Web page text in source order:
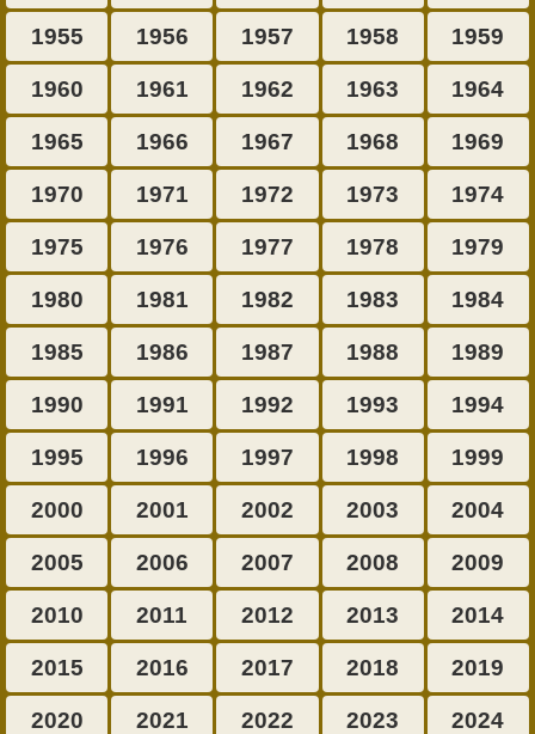
1955 1956 1957 1958 1959
1960 1961 1962 1963 1964
1965 1966 1967 1968 1969
1970 1971 1972 1973 1974
1975 1976 1977 1978 1979
1980 1981 1982 1983 1984
1985 1986 1987 1988 1989
1990 1991 1992 1993 1994
1995 1996 1997 1998 1999
2000 2001 2002 2003 2004
2005 2006 2007 2008 2009
2010 2011 2012 2013 2014
2015 2016 2017 2018 2019
2020 2021 2022 2023 2024